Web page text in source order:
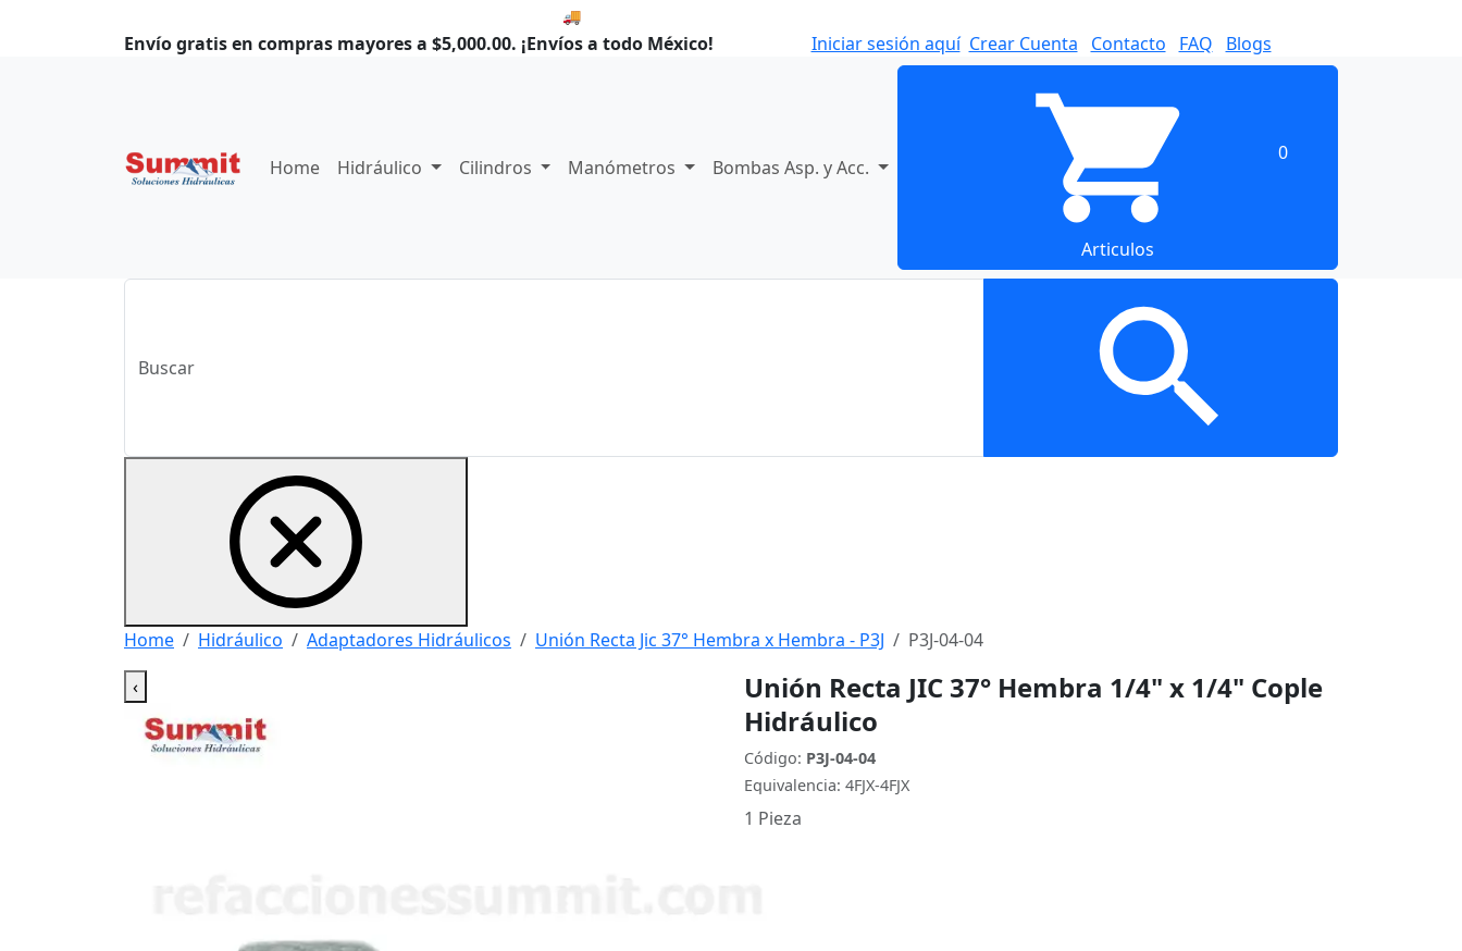
🚚 Compra antes de las 8:00 y enviamos hoy.
Envío gratis en compras mayores a $5,000.00. ¡Envíos a todo México! Iniciar sesión aquí Crear Cuenta Contacto FAQ Blogs
Home Hidráulico Cilindros Manómetros Bombas Asp. y Acc.
0
Articulos
Home Hidráulico Adaptadores Hidráulicos Unión Recta Jic 37° Hembra x Hembra - P3J
P3J-04-04
‹
Unión Recta JIC 37° Hembra 1/4" x 1/4" Cople
Hidráulico
Código: P3J-04-04
Equivalencia: 4FJX-4FJX
1 Pieza